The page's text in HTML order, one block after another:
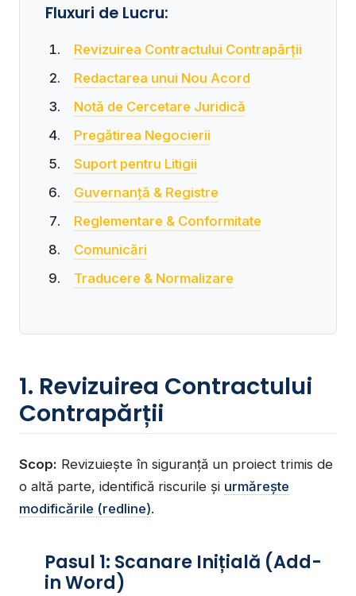
Fluxuri de Lucru:
Revizuirea Contractului Contrapărții
Redactarea unui Nou Acord
Notă de Cercetare Juridică
Pregătirea Negocierii
Suport pentru Litigii
Guvernanță & Registre
Reglementare & Conformitate
Comunicări
Traducere & Normalizare
1. Revizuirea Contractului
Contrapărții
Scop: Revizuiește în siguranță un proiect trimis de
o altă parte, identifică riscurile și urmărește
modificările (redline).
Pasul 1: Scanare Inițială (Add-
in Word)